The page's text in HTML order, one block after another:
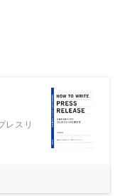
レスリ